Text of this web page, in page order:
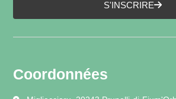
S'INSCRIRE
Coordonnées